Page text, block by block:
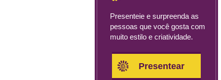
Presenteie e surpreenda as
pessoas que você gosta com
muito estilo e criatividade.
Presentear